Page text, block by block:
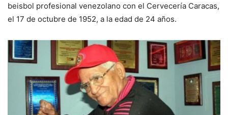
beisbol profesional venezolano con el Cervecería Caracas,
el 17 de octubre de 1952, a la edad de 24 años.